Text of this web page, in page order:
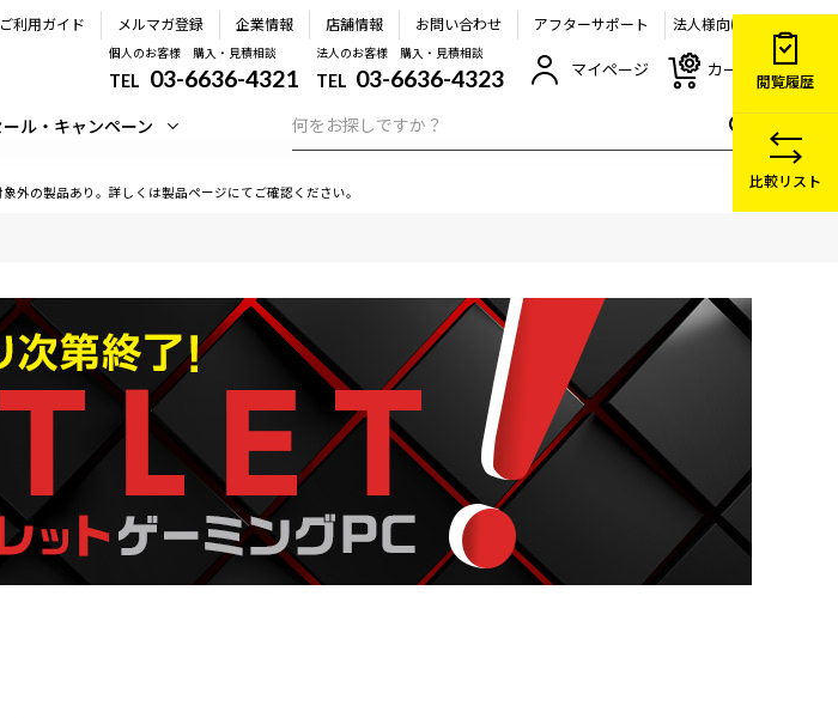
ご利用ガイド メルマガ登録 企業情報 店舗情報 お問い合わせ アフターサポート 法人様向け
個人のお客様 購入・見積相談
TEL 03-6636-4321
法人のお客様 購入・見積相談
TEL 03-6636-4323 マイページ カート
ール・キャンペーン
象外の製品あり。詳しくは製品ページにてご確認ください。
閲覧履歴
比較リスト